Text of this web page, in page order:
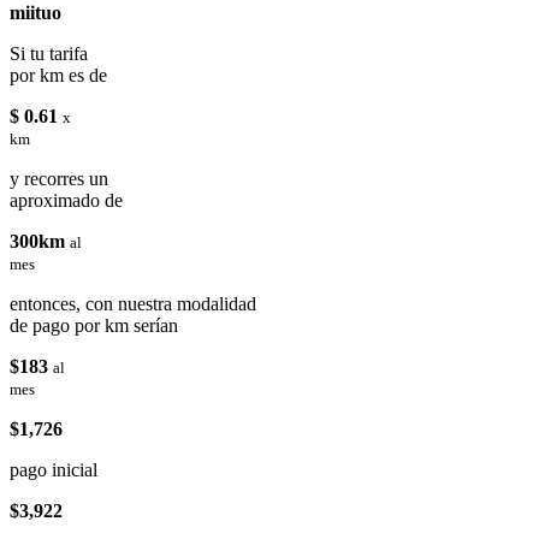
miituo
Si tu tarifa
por km es de
$ 0.61 x
km
y recorres un
aproximado de
300km al
mes
entonces, con nuestra modalidad
de pago por km serían
$183 al
mes
$1,726
pago inicial
$3,922